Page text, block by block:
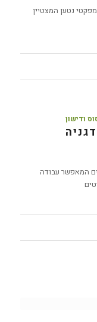
נטען המצטיין
ודישון
מרסס נטען בנפח 16 ליטרים המאפשר עבודה